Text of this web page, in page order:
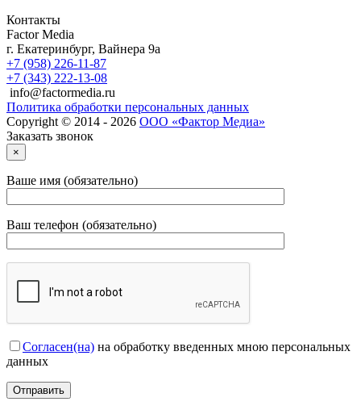
Контакты
Factor Media
г. Екатеринбург, Вайнера 9а
+7 (958) 226-11-87
+7 (343) 222-13-08
info@factormedia.ru
Политика обработки персональных данных
Copyright © 2014 - 2026 ООО «Фактор Медиа»
Заказать звонок
×
Ваше имя (обязательно)
Ваш телефон (обязательно)
Согласен(на) на обработку введенных мною персональных
данных